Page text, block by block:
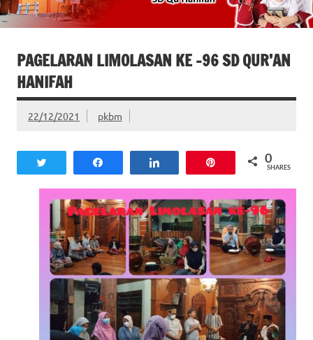
PAGELARAN LIMOLASAN KE -96 SD QUR’AN
HANIFAH
22/12/2021 pkbm
0
SHARES